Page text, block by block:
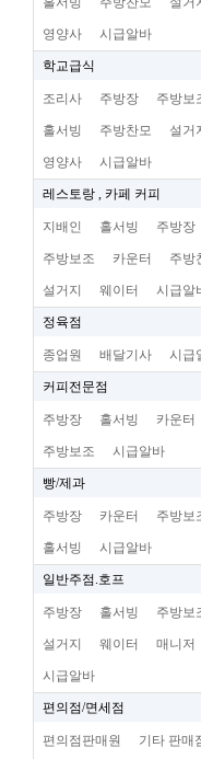
영양사 시급알바
학교급식
조리사 주방장 주방보
홀서빙 주방찬모 설거
영양사 시급알바
레스토랑 , 카페 커피
지배인 홀서빙 주방장
주방보조 카운터 주방
설거지 웨이터 시급알
정육점
종업원 배달기사 시급
커피전문점
주방장 홀서빙 카운터
주방보조 시급알바
빵/제과
주방장 카운터 주방보
홀서빙 시급알바
일반주점.호프
주방장 홀서빙 주방보
설거지 웨이터 매니저
시급알바
편의점/면세점
편의점판매원 기타 판매